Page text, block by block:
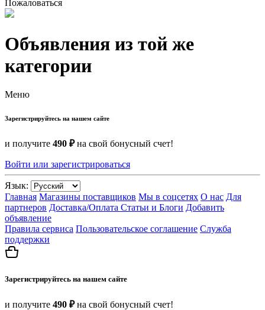
Пожаловаться
Объявления из той же
категории
Меню
Зарегистрируйтесь на нашем сайте
и получите 490 ₽на свой бонусный счет!
Войти или зарегистрироваться
Язык:
Главная Магазины поставщиков Мы в соцсетях О нас Для
партнеров Доставка/Оплата Статьи и Блоги Добавить
объявление
Правила сервиса Пользовательское соглашение Служба
поддержки
Зарегистрируйтесь на нашем сайте
и получите 490 ₽на свой бонусный счет!